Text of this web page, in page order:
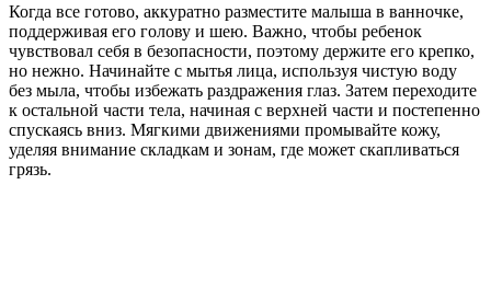
Когда все готово, аккуратно разместите малыша в ванночке,
поддерживая его голову и шею. Важно, чтобы ребенок
чувствовал себя в безопасности, поэтому держите его крепко,
но нежно. Начинайте с мытья лица, используя чистую воду
без мыла, чтобы избежать раздражения глаз. Затем переходите
к остальной части тела, начиная с верхней части и постепенно
спускаясь вниз. Мягкими движениями промывайте кожу,
уделяя внимание складкам и зонам, где может скапливаться
грязь.